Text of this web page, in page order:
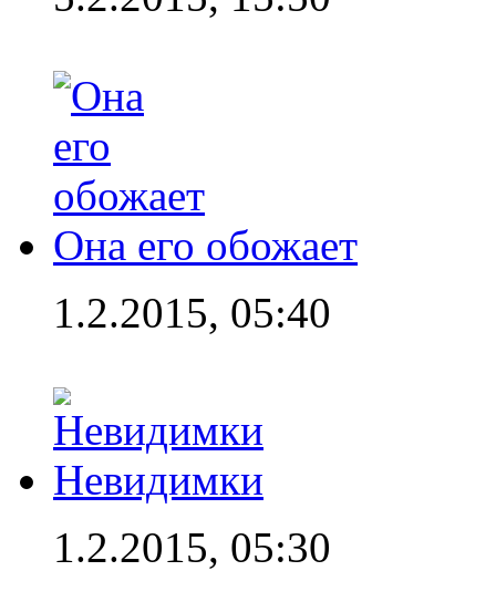
Она его обожает
1.2.2015, 05:40
Невидимки
1.2.2015, 05:30